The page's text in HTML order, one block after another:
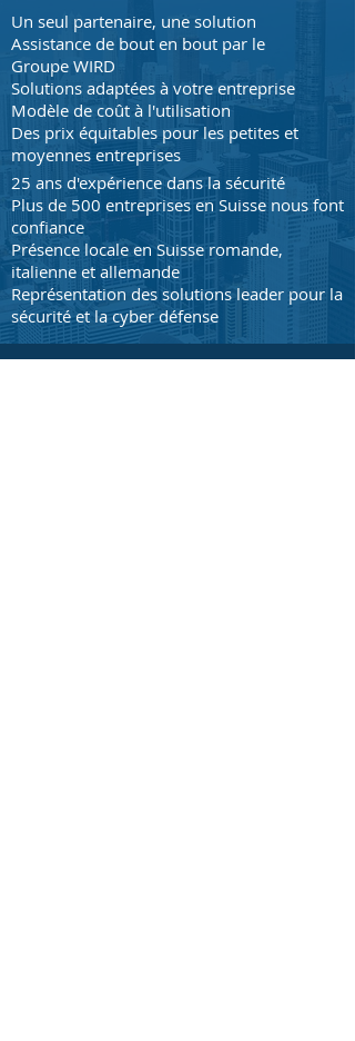
Un seul partenaire, une solution
Assistance de bout en bout par le
Groupe WIRD
Solutions adaptées à votre entreprise
Modèle de coût à l'utilisation
Des prix équitables pour les petites et
moyennes entreprises
25 ans d'expérience dans la sécurité
Plus de 500 entreprises en Suisse nous font
confiance
Présence locale en Suisse romande,
italienne et allemande
Représentation des solutions leader pour la
sécurité et la cyber défense